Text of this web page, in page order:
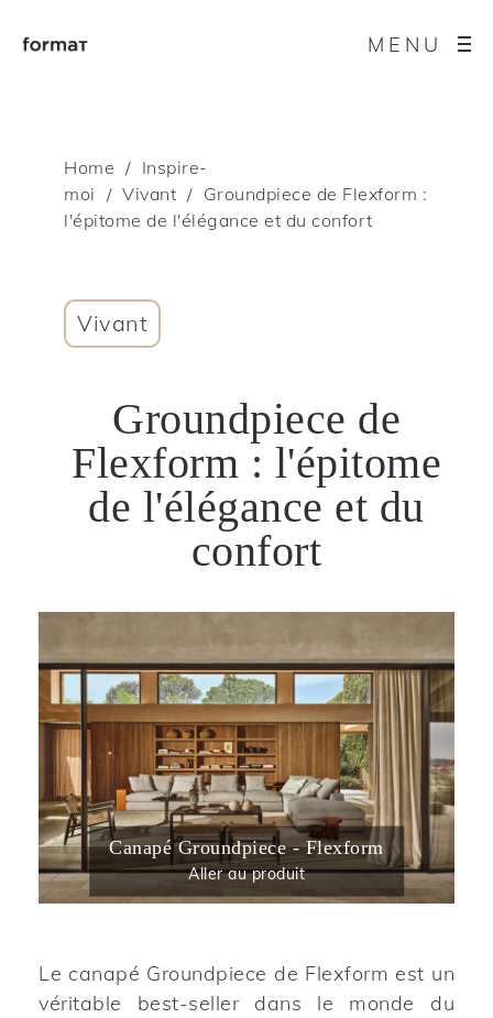
MENU
Home
Inspire-
moi
Vivant
Groundpiece de Flexform :
l'épitome de l'élégance et du confort
Vivant
Groundpiece de
Flexform : l'épitome
de l'élégance et du
confort
Canapé Groundpiece - Flexform
Aller au produit
Le canapé Groundpiece de Flexform est un
véritable best-seller dans le monde du